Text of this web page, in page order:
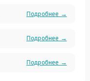
Подробнее →
Подробнее →
Подробнее →